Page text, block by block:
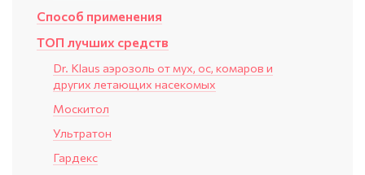
Способ применения
ТОП лучших средств
Dr. Klaus аэрозоль от мух, ос, комаров и
других летающих насекомых
Москитол
Ультратон
Гардекс